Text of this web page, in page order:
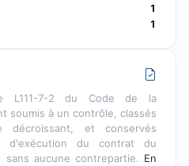
1
1
L111-7-2 du Code de la
soumis à un contrôle, classés
décroissant, et conservés
d'exécution du contrat du
sans aucune contrepartie. En